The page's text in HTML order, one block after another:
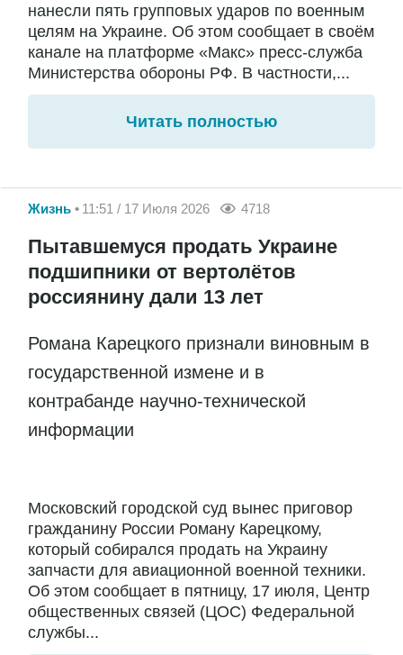
нанесли пять групповых ударов по военным
целям на Украине. Об этом сообщает в своём
канале на платформе «Макс» пресс-служба
Министерства обороны РФ. В частности,...
Читать полностью
Жизнь 11:51 / 17 Июля 2026 4718
Пытавшемуся продать Украине
подшипники от вертолётов
россиянину дали 13 лет
Романа Карецкого признали виновным в
государственной измене и в
контрабанде научно-технической
информации
Московский городской суд вынес приговор
гражданину России Роману Карецкому,
который собирался продать на Украину
запчасти для авиационной военной техники.
Об этом сообщает в пятницу, 17 июля, Центр
общественных связей (ЦОС) Федеральной
службы...